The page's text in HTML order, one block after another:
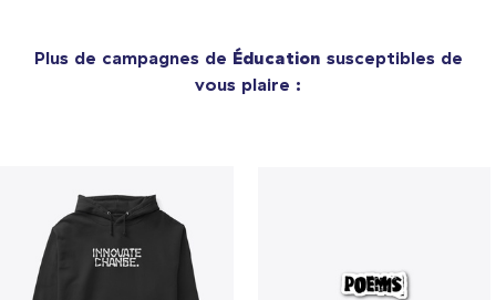
Plus de campagnes de Éducation susceptibles de
vous plaire :